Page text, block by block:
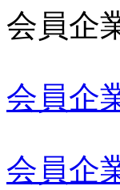
会員企
会員企
会員企